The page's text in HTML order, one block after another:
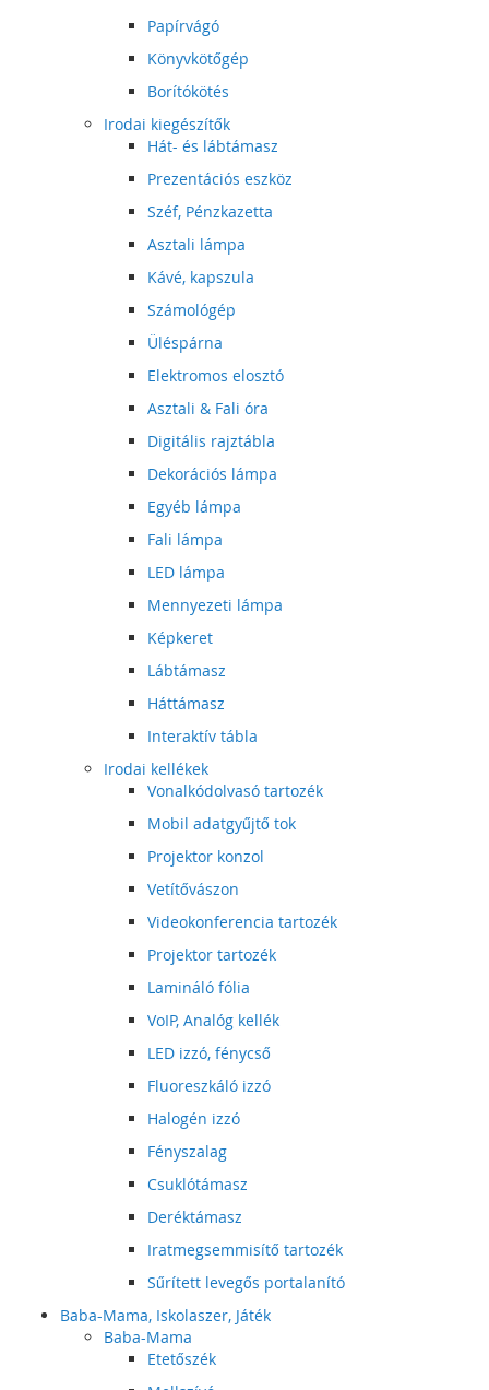
Papírvágó
Könyvkötőgép
Borítókötés
Irodai kiegészítők
Hát- és lábtámasz
Prezentációs eszköz
Széf, Pénzkazetta
Asztali lámpa
Kávé, kapszula
Számológép
Üléspárna
Elektromos elosztó
Asztali & Fali óra
Digitális rajztábla
Dekorációs lámpa
Egyéb lámpa
Fali lámpa
LED lámpa
Mennyezeti lámpa
Képkeret
Lábtámasz
Háttámasz
Interaktív tábla
Irodai kellékek
Vonalkódolvasó tartozék
Mobil adatgyűjtő tok
Projektor konzol
Vetítővászon
Videokonferencia tartozék
Projektor tartozék
Lamináló fólia
VoIP, Analóg kellék
LED izzó, fénycső
Fluoreszkáló izzó
Halogén izzó
Fényszalag
Csuklótámasz
Deréktámasz
Iratmegsemmisítő tartozék
Sűrített levegős portalanító
Baba-Mama, Iskolaszer, Játék
Baba-Mama
Etetőszék